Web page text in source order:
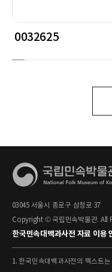
0032625
03045 서울시 종로구 삼청로 37
Copyright © 국립민속박물관. All
한국민속대백과사전 자료 이용
1. 한국민속대백과사전의 텍스트